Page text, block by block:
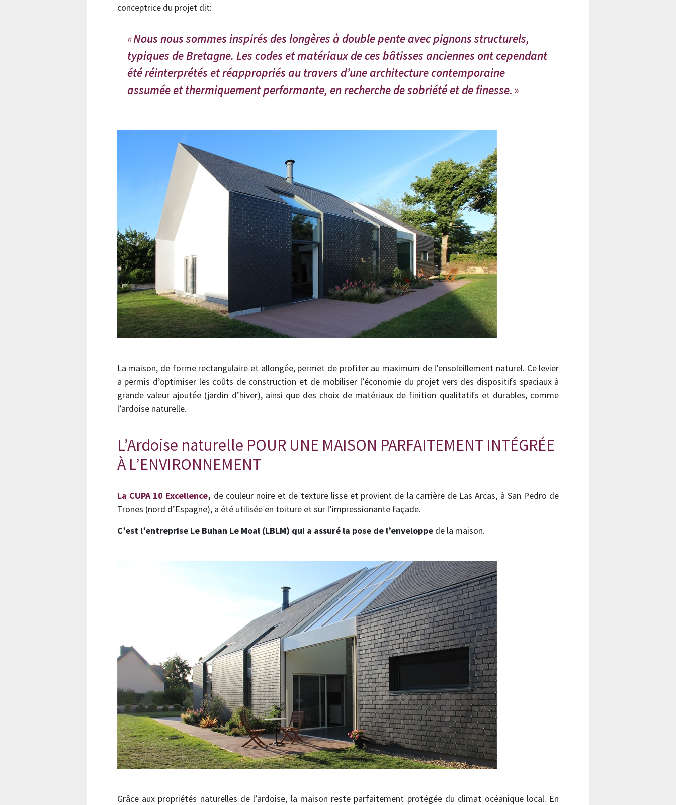
conceptrice du projet dit:
Nous nous sommes inspirés des longères à double pente avec pignons structurels,
typiques de Bretagne. Les codes et matériaux de ces bâtisses anciennes ont cependant
été réinterprétés et réappropriés au travers d’une architecture contemporaine
assumée et thermiquement performante, en recherche de sobriété et de finesse.
La maison, de forme rectangulaire et allongée, permet de profiter au maximum de l’ensoleillement naturel. Ce levier
a permis d’optimiser les coûts de construction et de mobiliser l’économie du projet vers des dispositifs spaciaux à
grande valeur ajoutée (jardin d’hiver), ainsi que des choix de matériaux de finition qualitatifs et durables, comme
l’ardoise naturelle.
L’Ardoise naturelle POUR UNE MAISON PARFAITEMENT INTÉGRÉE
À L’ENVIRONNEMENT
La CUPA 10 Excellence, de couleur noire et de texture lisse et provient de la carrière de Las Arcas, à San Pedro de
Trones (nord d’Espagne), a été utilisée en toiture et sur l’impressionante façade.
C’est l’entreprise Le Buhan Le Moal (LBLM) qui a assuré la pose de l’enveloppe de la maison.
Grâce aux propriétés naturelles de l’ardoise, la maison reste parfaitement protégée du climat océanique local. En